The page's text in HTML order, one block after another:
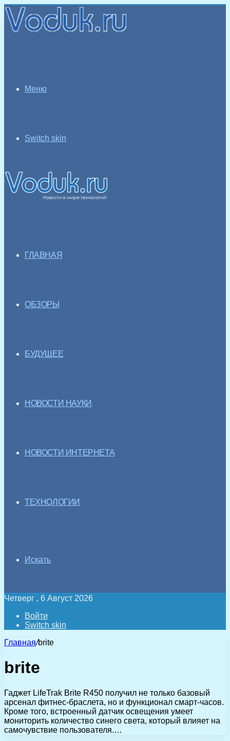
Меню
Switch skin
ГЛАВНАЯ
ОБЗОРЫ
БУДУЩЕЕ
НОВОСТИ НАУКИ
НОВОСТИ ИНТЕРНЕТА
ТЕХНОЛОГИИ
Искать
Четверг , 6 Август 2026
Войти
Switch skin
Главная/brite
brite
Гаджет LifeTrak Brite R450 получил не только базовый
арсенал фитнес-браслета, но и функционал смарт-часов.
Кроме того, встроенный датчик освещения умеет
мониторить количество синего света, который влияет на
самочувствие пользователя.…